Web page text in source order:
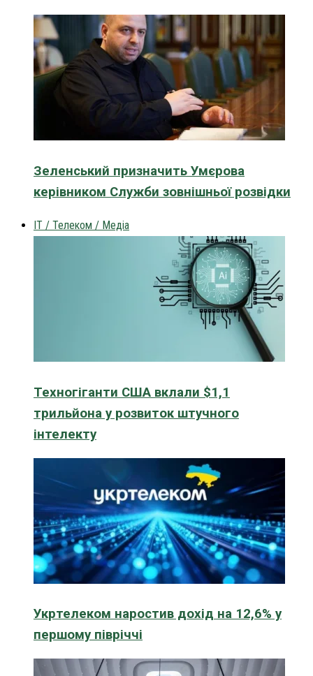
Зеленський призначить Умєрова
керівником Служби зовнішньої розвідки
IT / Телеком / Медіа
Техногіганти США вклали $1,1
трильйона у розвиток штучного
інтелекту
Укртелеком наростив дохід на 12,6% у
першому півріччі